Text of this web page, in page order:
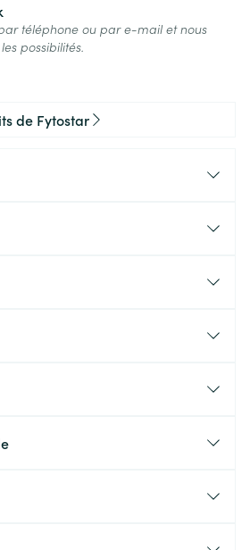
téléphone ou par e-mail et nous
possibilités.
de Fytostar